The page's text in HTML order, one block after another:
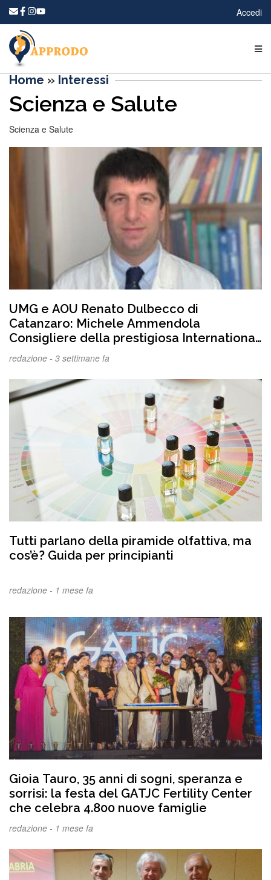
Accedi
Home » Interessi
Scienza e Salute
Scienza e Salute
UMG e AOU Renato Dulbecco di
Catanzaro: Michele Ammendola
Consigliere della prestigiosa International
Society of Surgery
redazione - 3 settimane fa
Tutti parlano della piramide olfattiva, ma
cos’è? Guida per principianti
redazione - 1 mese fa
Gioia Tauro, 35 anni di sogni, speranza e
sorrisi: la festa del GATJC Fertility Center
che celebra 4.800 nuove famiglie
redazione - 1 mese fa